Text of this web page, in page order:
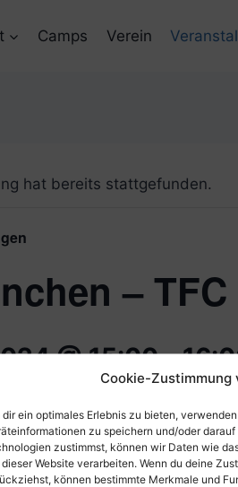
Cookie-Zustimmung
dir ein optimales Erlebnis zu bieten,
zu speichern und/oder
zustimmst, können wir Daten wie
Website verarbeiten. Wenn du deine
können bestimmte Merkmale und
Camps Verein
hat bereits stattgefunden.
–
@ 15:00-